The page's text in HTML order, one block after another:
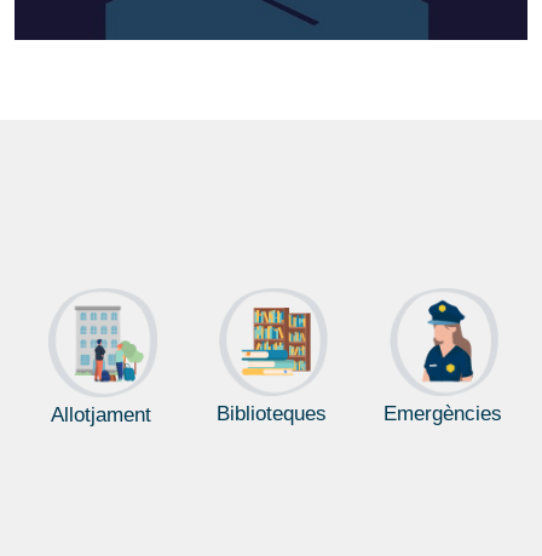
Allotjament Biblioteques Emergències